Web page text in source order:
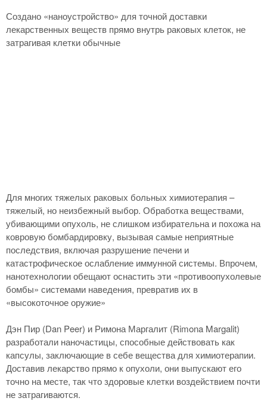
Создано «наноустройство» для точной доставки
лекарственных веществ прямо внутрь раковых клеток, не
затрагивая клетки обычные
Для многих тяжелых раковых больных химиотерапия –
тяжелый, но неизбежный выбор. Обработка веществами,
убивающими опухоль, не слишком избирательна и похожа на
ковровую бомбардировку, вызывая самые неприятные
последствия, включая разрушение печени и
катастрофическое ослабление иммунной системы. Впрочем,
нанотехнологии обещают оснастить эти «противоопухолевые
бомбы» системами наведения, превратив их в
«высокоточное оружие»
Дэн Пир (Dan Peer) и Римона Маргалит (Rimona Margalit)
разработали наночастицы, способные действовать как
капсулы, заключающие в себе вещества для химиотерапии.
Доставив лекарство прямо к опухоли, они выпускают его
точно на месте, так что здоровые клетки воздействием почти
не затрагиваются.